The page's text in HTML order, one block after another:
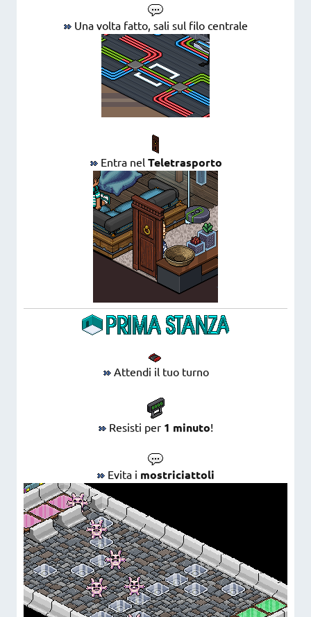
Una volta fatto, sali sul filo centrale
Entra nel Teletrasporto
Attendi il tuo turno
Resisti per 1 minuto!
Evita i mostriciattoli